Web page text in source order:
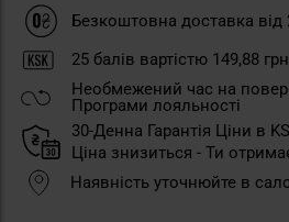
Безкоштовна доставка від
25 балів вартістю 149,88 грн
Необмежений час на
Програми лояльності
30-Денна Гарантія Ціни в
Ціна знизиться - Ти
Наявність уточнюйте в